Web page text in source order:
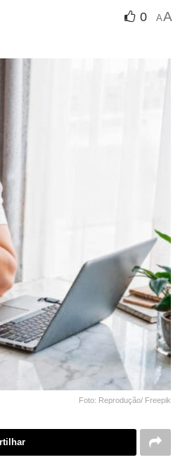
0 AA
Foto: Reprodução/ Freepik